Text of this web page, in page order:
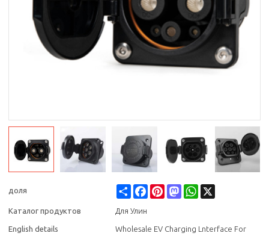
доля Share FacebookPinterestMastodonWhatsApp
Каталог продуктов Для Улин
English details
Wholesale EV Charging Lnterface For